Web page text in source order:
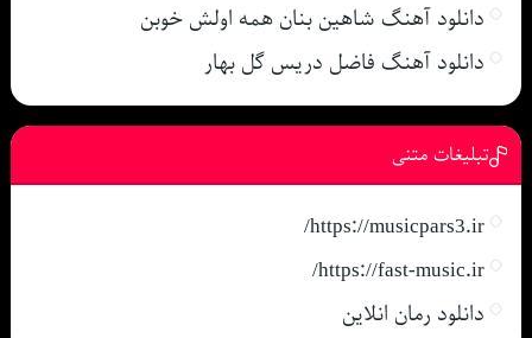
دانلود آهنگ شاهین بنان همه اولش خوبن
دانلود آهنگ فاضل دریس گل بهار
تبلیغات متنی
https://musicpars3.ir/
https://fast-music.ir/
دانلود رمان انلاین